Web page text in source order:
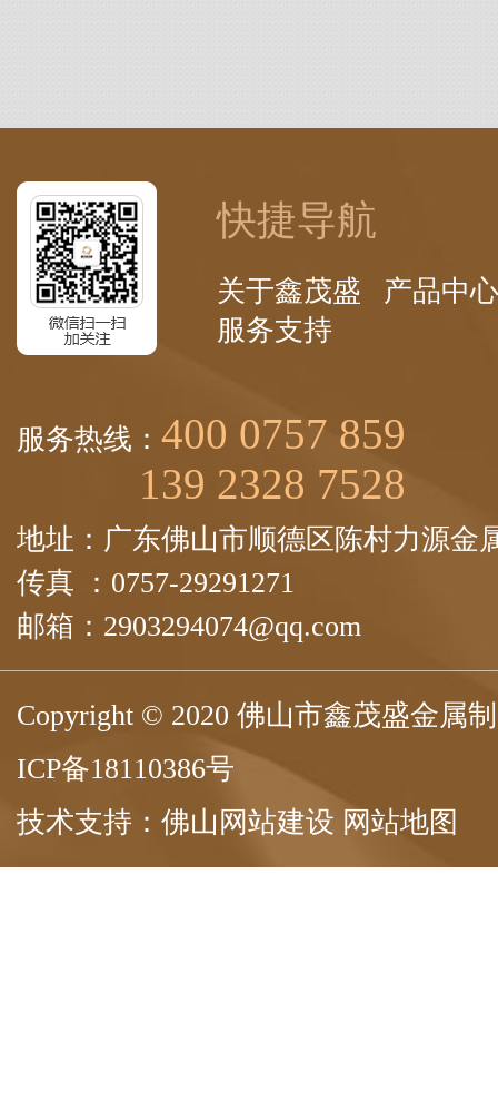
快捷导航
关于鑫茂盛
产品中心
服务支持
服务热线： 400 0757 859
139 2328 7528
地址：广东佛山市顺德区陈村力源金
传真 ：0757-29291271
邮箱：2903294074@qq.com
Copyright © 2020 佛山市鑫茂盛金属
ICP备18110386号
技术支持： 佛山网站建设 网站地图